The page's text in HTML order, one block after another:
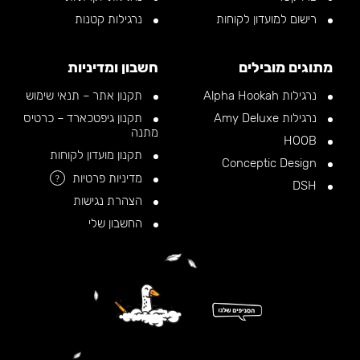
רישום למועדון לקוחות
נרגילות קטנות
מתוגים מובילים
נרגילות Alpha Hookah
נרגילות Amy Deluxe
חשבון ומדיניות
תקנון אתר – תנאי שימוש
תקנון גיפטכארד – כרטיס
מתנה
תקנון מועדון לקוחות
מדיניות פרטיות
?
הצהרת נגישות
החשבון שלי